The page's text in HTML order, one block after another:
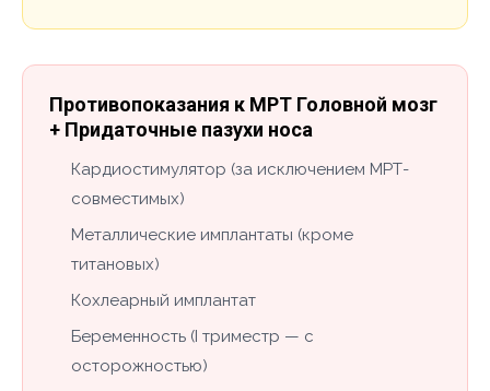
Противопоказания к МРТ Головной мозг
+ Придаточные пазухи носа
Кардиостимулятор (за исключением МРТ-
совместимых)
Металлические имплантаты (кроме
титановых)
Кохлеарный имплантат
Беременность (I триместр — с
осторожностью)